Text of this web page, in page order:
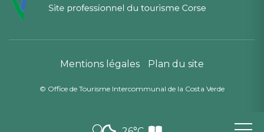
Mentions légales Plan du site
© Office de Tourisme Intercommunal de la Costa Verde